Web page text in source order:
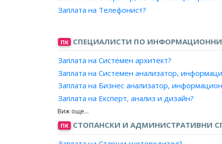
Заплата на Учител по религия в гимназиален
Заплата на Старши учител по религия в
Заплата на Главен учител,
Заплата на Главен учител,
Заплата на Главен учител спортна подготовка?
Заплата на Главен учител по религия в
Заплата на Главен учител по религия в
Заплата на Телефонист?
ПК СПЕЦИАЛИСТИ ПО
Заплата на Системен архитект?
Заплата на Системен анализатор,
Заплата на Бизнес анализатор,
Заплата на Експерт, анализ и дизайн?
Заплата на Проектант, информационни
Заплата на Бизнес консултант,
Заплата на Анализатор, САП?
ПК
СТОПАНСКИ И АДМИНИСТРАТИВНИ